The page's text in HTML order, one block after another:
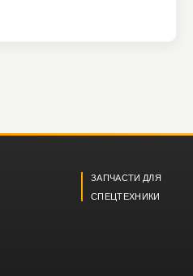
ЗАПЧАСТИ ДЛЯ
СПЕЦТЕХНИКИ